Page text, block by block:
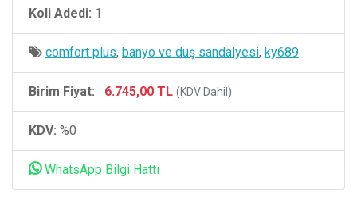
Koli Adedi: 1
comfort plus, banyo ve duş sandalyesi, ky689
Birim Fiyat: 6.745,00 TL (KDV Dahil)
KDV: %0
WhatsApp Bilgi Hattı